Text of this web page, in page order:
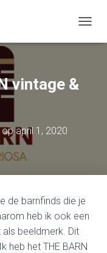
A
E
N
vintage &
april 1, 2020
de barnfinds die je
heb ik ook een
beeldmerk. Dit
heb het THE BARN